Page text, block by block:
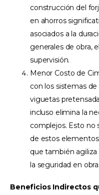
construcción del
en ahorros
asociados a la
generales de obra,
supervisión.
Menor Costo de
con los sistemas
viguetas
incluso elimina la
complejos. Esto no
de estos
que también
la seguridad en obra.
Beneficios Indirectos